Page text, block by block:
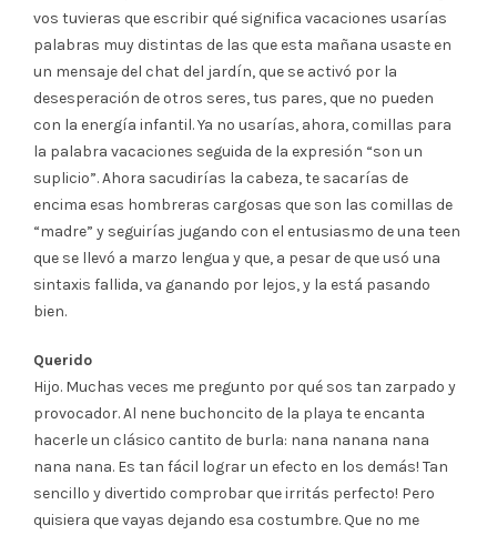
vos tuvieras que escribir qué significa vacaciones usarías
palabras muy distintas de las que esta mañana usaste en
un mensaje del chat del jardín, que se activó por la
desesperación de otros seres, tus pares, que no pueden
con la energía infantil. Ya no usarías, ahora, comillas para
la palabra vacaciones seguida de la expresión “son un
suplicio”. Ahora sacudirías la cabeza, te sacarías de
encima esas hombreras cargosas que son las comillas de
“madre” y seguirías jugando con el entusiasmo de una teen
que se llevó a marzo lengua y que, a pesar de que usó una
sintaxis fallida, va ganando por lejos, y la está pasando
bien.
Querido
Hijo. Muchas veces me pregunto por qué sos tan zarpado y
provocador. Al nene buchoncito de la playa te encanta
hacerle un clásico cantito de burla: nana nanana nana
nana nana. Es tan fácil lograr un efecto en los demás! Tan
sencillo y divertido comprobar que irritás perfecto! Pero
quisiera que vayas dejando esa costumbre. Que no me